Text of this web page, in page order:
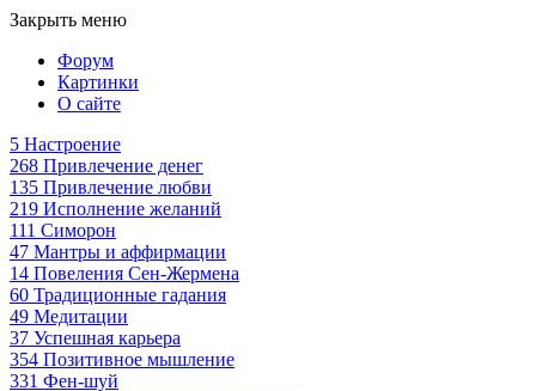
Закрыть меню
Форум
Картинки
О сайте
5 Настроение
268 Привлечение денег
135 Привлечение любви
219 Исполнение желаний
111 Симорон
47 Мантры и аффирмации
14 Повеления Сен-Жермена
60 Традиционные гадания
49 Медитации
37 Успешная карьера
354 Позитивное мышление
331 Фен-шуй